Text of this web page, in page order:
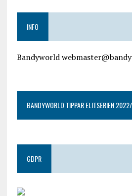
INFO
Bandyworld
BANDYWORLD TIPPAR ELITSERIEN
GDPR